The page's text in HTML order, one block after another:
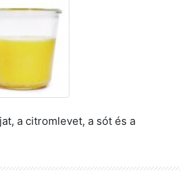
a citromlevet, a sót és a